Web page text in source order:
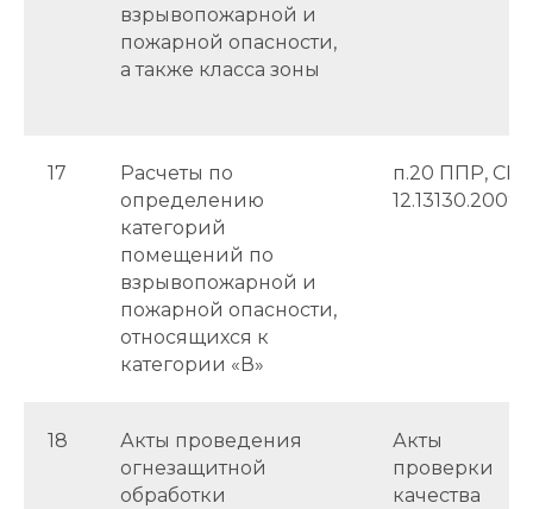
взрывопожарной и
пожарной опасности,
а также класса зоны
17
Расчеты по
определению
категорий
помещений по
взрывопожарной и
пожарной опасности,
относящихся к
категории «В»
п.20 ППР, СП
12.13130.2009
18
Акты проведения
огнезащитной
обработки
Акты
проверки
качества